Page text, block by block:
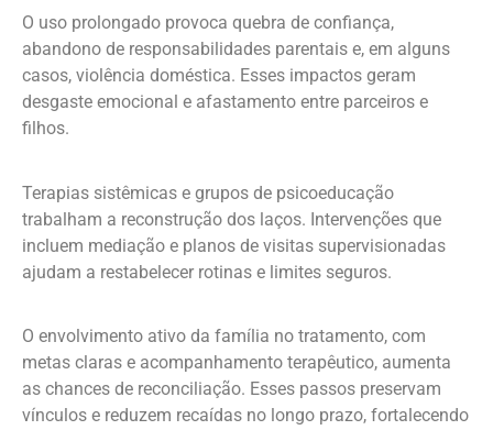
O uso prolongado provoca quebra de confiança,
abandono de responsabilidades parentais e, em alguns
casos, violência doméstica. Esses impactos geram
desgaste emocional e afastamento entre parceiros e
filhos.
Terapias sistêmicas e grupos de psicoeducação
trabalham a reconstrução dos laços. Intervenções que
incluem mediação e planos de visitas supervisionadas
ajudam a restabelecer rotinas e limites seguros.
O envolvimento ativo da família no tratamento, com
metas claras e acompanhamento terapêutico, aumenta
as chances de reconciliação. Esses passos preservam
vínculos e reduzem recaídas no longo prazo, fortalecendo